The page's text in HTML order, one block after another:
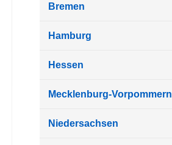
Bremen
Hamburg
Hessen
Mecklenburg-Vorpommern
Niedersachsen